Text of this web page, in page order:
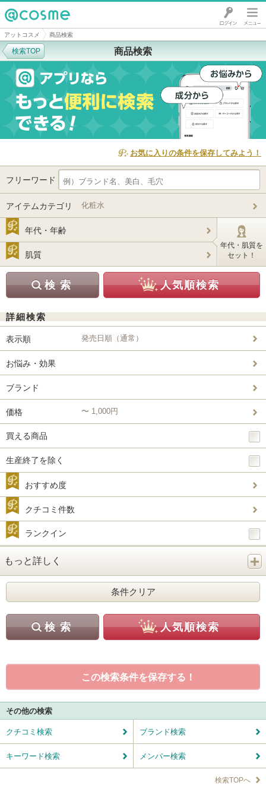
@cosme
アットコスメ 商品検索
商品検索
検索TOP
お気に入りの条件を保存してみよう！
フリーワード
アイテムカテゴリ 化粧水
年代・年齢
肌質
年代・肌質を
セット！
詳細検索
表示順 発売日順（通常）
お悩み・効果
ブランド
価格 〜 1,000円
買える商品
生産終了を除く
おすすめ度
クチコミ件数
ランクイン
もっと詳しく
この検索条件を保存する！
その他の検索
クチコミ検索 ブランド検索
キーワード検索 メンバー検索
検索TOPへ